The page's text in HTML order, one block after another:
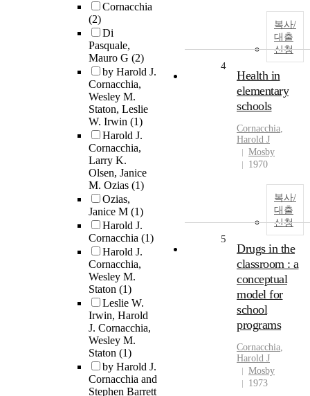
Cornacchia
(2)
Di
Pasquale,
Mauro G (2)
by Harold J.
Cornacchia,
Wesley M.
Staton, Leslie
W. Irwin (1)
Harold J.
Cornacchia,
Larry K.
Olsen, Janice
M. Ozias (1)
Ozias,
Janice M (1)
Harold J.
Cornacchia (1)
Harold J.
Cornacchia,
Wesley M.
Staton (1)
Leslie W.
Irwin, Harold
J. Cornacchia,
Wesley M.
Staton (1)
by Harold J.
Cornacchia and
Stephen Barrett
복사/
대출
신청
4
Health in
elementary
schools
Cornacchia,
Harold J
Mosby
1970
복사/
대출
신청
5
Drugs in the
classroom : a
conceptual
model for
school
programs
Cornacchia,
Harold J
Mosby
1973